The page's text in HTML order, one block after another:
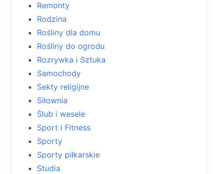
Remonty
Rodzina
Rośliny dla domu
Rośliny do ogrodu
Rozrywka i Sztuka
Samochody
Sekty religijne
Siłownia
Ślub i wesele
Sport i Fitness
Sporty
Sporty piłkarskie
Studia